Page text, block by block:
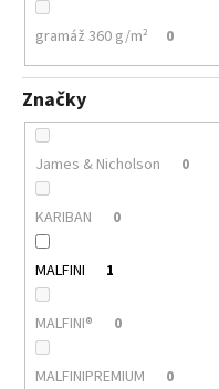
gramáž 360 g/m² 0
Značky
James & Nicholson 0
KARIBAN 0
MALFINI 1
MALFINI® 0
MALFINIPREMIUM 0